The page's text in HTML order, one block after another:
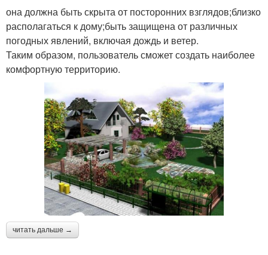
она должна быть скрыта от посторонних взглядов;близко
располагаться к дому;быть защищена от различных
погодных явлений, включая дождь и ветер.
Таким образом, пользователь сможет создать наиболее
комфортную территорию.
читать дальше →